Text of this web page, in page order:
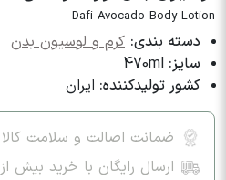
Dafi Avocado Body Lotion
دسته بندی: کرم و لوسیون بدن
سایز: 470ml
کشور تولیدکننده: ایران
ضمانت اصالت و سلامت کالا
ارسال رایگان با خرید بیش از 5 میلیون تومان